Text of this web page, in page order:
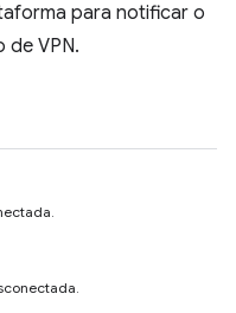
para notificar o
de VPN.